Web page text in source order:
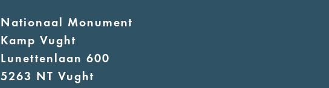
Nationaal Monument
Kamp Vught
Lunettenlaan 600
5263 NT Vught